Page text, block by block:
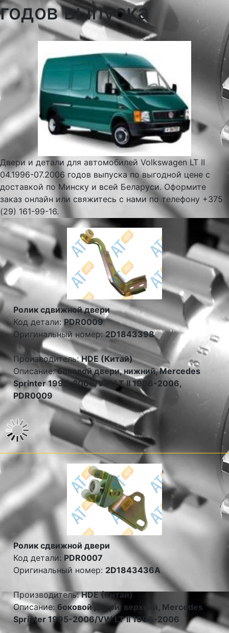
годов выпуска
Двери и детали для автомобилей Volkswagen LT II
04.1996-07.2006 годов выпуска по выгодной цене с
доставкой по Минску и всей Беларуси. Оформите
заказ онлайн или свяжитесь с нами по телефону +375
(29) 161-99-16.
Ролик сдвижной двери
Код детали:PDR0009
Оригинальный номер:2D1843398
Производитель:HDE (Китай)
Описание:боковой двери, нижний, Mercedes
Sprinter 1995-2006/VW LT II 1996-2006,
PDR0009
Ролик сдвижной двери
Код детали: PDR0007
Оригинальный номер: 2D1843436A
Производитель:HDE (Китай)
Описание: боковой двери, верхний, Mercedes
Sprinter 1995-2006/VW LT II 1996-2006